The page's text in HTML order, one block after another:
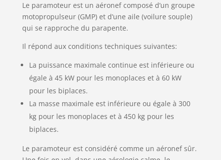
Le paramoteur est un aéronef composé d’un groupe
motopropulseur (GMP) et d’une aile (voilure souple)
qui se rapproche du parapente.
Il répond aux conditions techniques suivantes:
La puissance maximale continue est inférieure ou
égale à 45 kW pour les monoplaces et à 60 kW
pour les biplaces.
La masse maximale est inférieure ou égale à 300
kg pour les monoplaces et à 450 kg pour les
biplaces.
Le paramoteur est considéré comme un aéronef sûr.